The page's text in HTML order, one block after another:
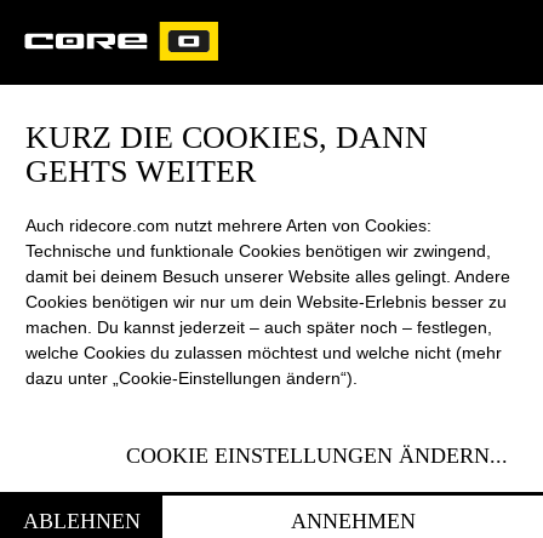
CARVED
EXOTEX® ULTRA RIGID
DACRON
Das exklusive Spezialdacron, made in Germany, hebt die
Steifigkeit und Dynamik des Kites – dank innovativer
Gewebestruktur und einzigartigem Beschichtungsverfahren – auf
ein ganz neues Niveau. Beim GTS6 kommt es für die Leading
ermöglicht. Zudem hält ExoTex den Durchmesser der einzelnen
und sorgt damit für eine unvergleichlich saubere Aerodynamik.
Der Kite fühlt sich durch ExoTex knackiger und direkter an, dreht
KURZ DIE COOKIES, DANN
GEHTS WEITER
Auch ridecore.com nutzt mehrere Arten von Cookies:
Technische und funktionale Cookies benötigen wir zwingend,
damit bei deinem Besuch unserer Website alles gelingt. Andere
Cookies benötigen wir nur um dein Website-Erlebnis besser zu
machen. Du kannst jederzeit – auch später noch – festlegen,
welche Cookies du zulassen möchtest und welche nicht (mehr
dazu unter „Cookie-Einstellungen ändern“).
COOKIE EINSTELLUNGEN ÄNDERN...
ABLEHNEN ANNEHMEN